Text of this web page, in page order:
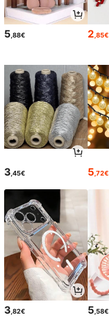
5 ,88€ 2 ,85€
3,45€ 5,72€
3,82€ 5,58€